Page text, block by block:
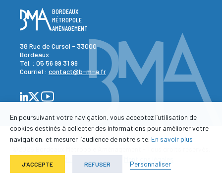
BORDEAUX
MÉTROPOLE
AMÉNAGEMENT
38 Rue de Cursol - 33000
Bordeaux
Tél. : 05 56 99 31 99
Courriel : contact@b-m-a.fr
- -
En poursuivant votre navigation, vous acceptez l’utilisation de
cookies destinés à collecter des informations pour améliorer votre
navigation, et mesurer l’audience de notre site. En savoir plus
J'ACCEPTE REFUSER Personnaliser